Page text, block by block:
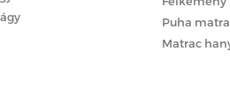
Puha
Matrac